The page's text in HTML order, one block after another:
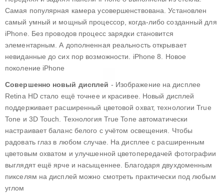
iPhone 7
iPhone 6s plus
iPhone 6s
iPhone 6 plus
iPhone SE
iPhone 5s
iPhone 5
iPhone 4s
Самая популярная камера усовершенствована. Установлен
самый умный и мощный процессор, когда-либо созданный для
iPhone. Без проводов процесс зарядки становится
элементарным. А дополненная реальность открывает
невиданные до сих пор возможности. iPhone 8. Новое
поколение iPhone
Совершенно новый дисплей - Изображение на дисплее
Retina HD стало ещё точнее и красивее. Новый дисплей
поддерживает расширенный цветовой охват, технологии True
Tone и 3D Touch. Технология True Tone автоматически
настраивает баланс белого с учётом освещения. Чтобы
радовать глаз в любом случае. На дисплее с расширенным
цветовым охватом и улучшенной цветопередачей фотографии
выглядят ещё ярче и насыщеннее. Благодаря двухдоменным
пикселям на дисплей можно смотреть практически под любым
углом